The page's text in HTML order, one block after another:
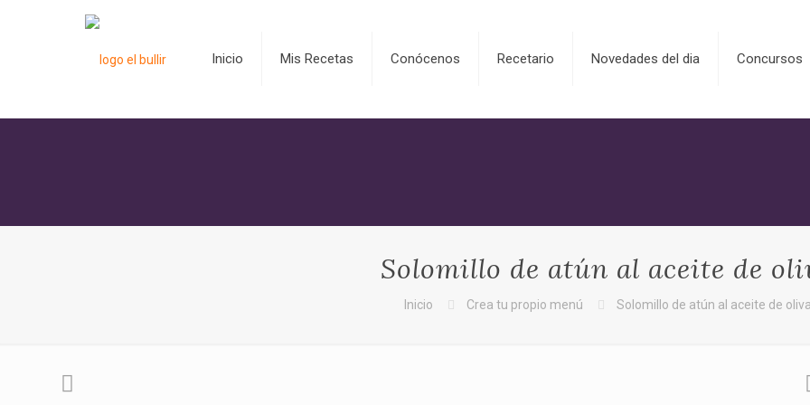
Inicio Mis Recetas Conócenos Recetario Novedades del dia Concursos
Solomillo de atún al aceite de
Inicio Crea tu propio menú Solomillo de atún al aceite de